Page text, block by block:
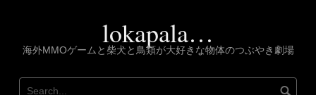
lokapala…
海外MMOゲームと柴犬と鳥類が大好きな物体のつぶやき劇場